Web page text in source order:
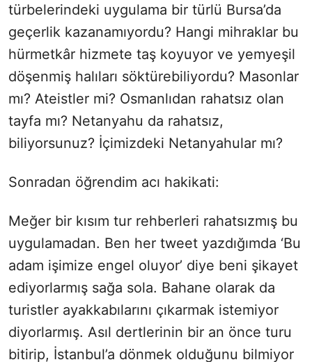
türbelerindeki uygulama bir türlü Bursa’da
geçerlik kazanamıyordu? Hangi mihraklar bu
hürmetkâr hizmete taş koyuyor ve yemyeşil
döşenmiş halıları söktürebiliyordu? Masonlar
mı? Ateistler mi? Osmanlıdan rahatsız olan
tayfa mı? Netanyahu da rahatsız,
biliyorsunuz? İçimizdeki Netanyahular mı?
Sonradan öğrendim acı hakikati:
Meğer bir kısım tur rehberleri rahatsızmış bu
uygulamadan. Ben her tweet yazdığımda ‘Bu
adam işimize engel oluyor’ diye beni şikayet
ediyorlarmış sağa sola. Bahane olarak da
turistler ayakkabılarını çıkarmak istemiyor
diyorlarmış. Asıl dertlerinin bir an önce turu
bitirip, İstanbul’a dönmek olduğunu bilmiyor